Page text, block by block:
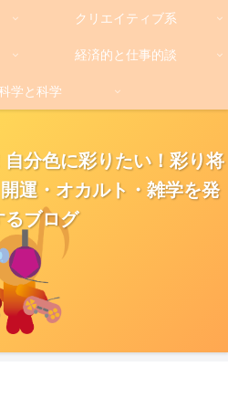
分色に彩りたい！彩り将
運・オカルト・雑学を発
るブログ
クリエイティブ系
経済的と仕事的談
学と科学